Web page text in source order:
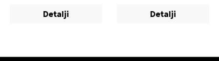
Detalji Detalji